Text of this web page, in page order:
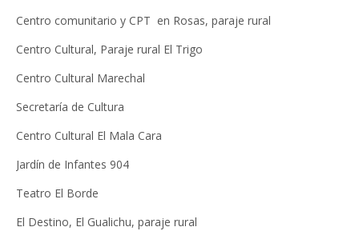
Centro comunitario y CPT en Rosas, paraje rural
Centro Cultural, Paraje rural El Trigo
Centro Cultural Marechal
Secretaría de Cultura
Centro Cultural El Mala Cara
Jardín de Infantes 904
Teatro El Borde
El Destino, El Gualichu, paraje rural